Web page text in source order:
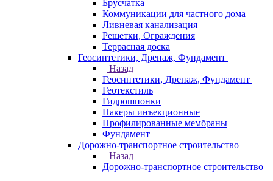
Брусчатка
Коммуникации для частного дома
Ливневая канализация
Решетки, Ограждения
Террасная доска
Геосинтетики, Дренаж, Фундамент
Назад
Геосинтетики, Дренаж, Фундамент
Геотекстиль
Гидрошпонки
Пакеры инъекционные
Профилированные мембраны
Фундамент
Дорожно-транспортное строительство
Назад
Дорожно-транспортное строительство